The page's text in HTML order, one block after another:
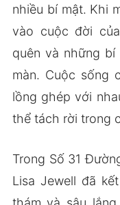
nhiều bí mật. Khi
vào cuộc đời
quên và những
màn. Cuộc sống
lồng ghép với
thể tách rời trong
Trong Số 31
Lisa Jewell đã